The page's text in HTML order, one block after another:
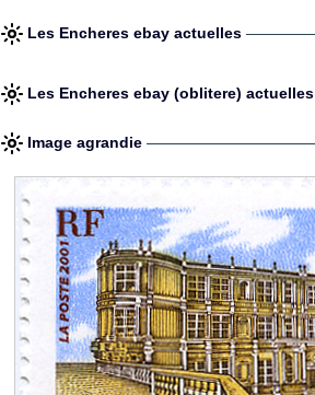
Les Encheres ebay actuelles
Les Encheres ebay (oblitere) actuelles
Image agrandie